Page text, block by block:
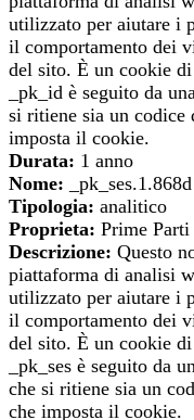
utilizzato per aiutare i
il comportamento dei
del sito. È un cookie
_pk_id è seguito da
si ritiene sia un
imposta il cookie.
Durata: 1 anno
Nome: _pk_ses.1.868d
Tipologia: analitico
Proprieta: Prime Parti
Descrizione: Questo
piattaforma di analisi
utilizzato per aiutare i
il comportamento dei
del sito. È un cookie
_pk_ses è seguito da
che si ritiene sia un
che imposta il cookie.